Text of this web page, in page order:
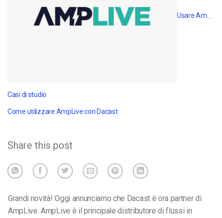
Usare AmpLive per aumentare il numero di spettatori dei live stream
Casi di studio
Come utilizzare AmpLive con Dacast
Share this post
Grandi novità! Oggi annunciamo che Dacast è ora partner di
AmpLive. AmpLive è il principale distributore di flussi in